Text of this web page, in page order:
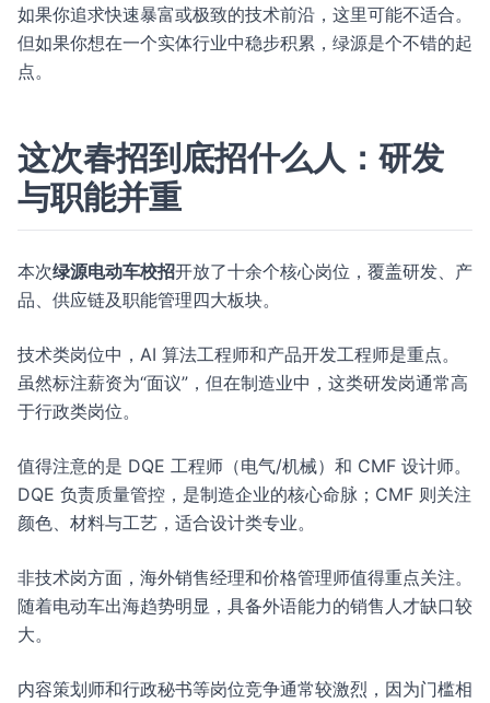
如果你追求快速暴富或极致的技术前沿，这里可能不适合。
但如果你想在一个实体行业中稳步积累，绿源是个不错的起
点。
这次春招到底招什么人：研发
与职能并重
本次绿源电动车校招开放了十余个核心岗位，覆盖研发、产
品、供应链及职能管理四大板块。
技术类岗位中，AI 算法工程师和产品开发工程师是重点。
虽然标注薪资为“面议”，但在制造业中，这类研发岗通常高
于行政类岗位。
值得注意的是 DQE 工程师（电气/机械）和 CMF 设计师。
DQE 负责质量管控，是制造企业的核心命脉；CMF 则关注
颜色、材料与工艺，适合设计类专业。
非技术岗方面，海外销售经理和价格管理师值得重点关注。
随着电动车出海趋势明显，具备外语能力的销售人才缺口较
大。
内容策划师和行政秘书等岗位竞争通常较激烈，因为门槛相